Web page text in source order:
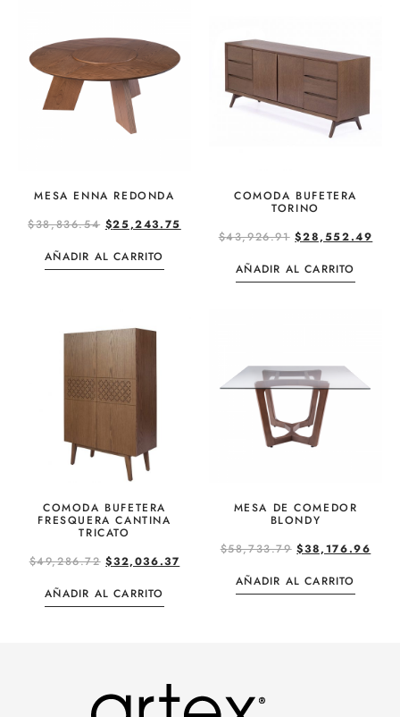
MESA ENNA REDONDA
$38,836.54 $25,243.75
AÑADIR AL CARRITO
COMODA BUFETERA
TORINO
$43,926.91 $28,552.49
AÑADIR AL CARRITO
COMODA BUFETERA
FRESQUERA CANTINA
TRICATO
$49,286.72 $32,036.37
AÑADIR AL CARRITO
MESA DE COMEDOR
BLONDY
$58,733.79 $38,176.96
AÑADIR AL CARRITO